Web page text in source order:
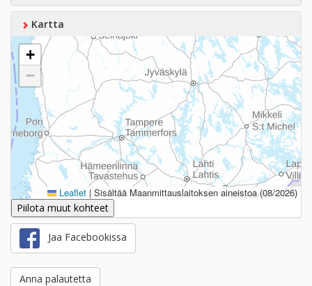
Kartta
+
−
Leaflet | Sisältää Maanmittauslaitoksen aineistoa (08/2026)
Piilota muut kohteet
Jaa Facebookissa
Anna palautetta